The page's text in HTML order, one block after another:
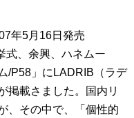
年5月16日発売
式、余興、ハネムー
/P58」にLADRIB（ラデ
掲載さました。国内リ
、その中で、「個性的